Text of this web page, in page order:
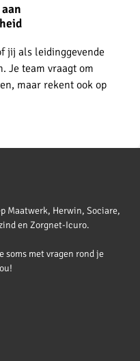
jij als leidinggevende
Je team vraagt om
maar rekent ook op
Maatwerk, Herwin, Sociare,
en Zorgnet-Icuro.
soms met vragen rond je